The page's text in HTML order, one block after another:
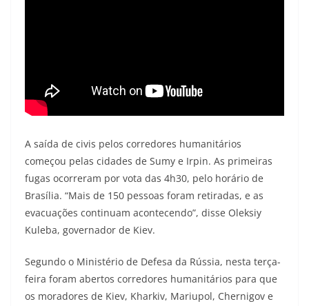
A saída de civis pelos corredores humanitários
começou pelas cidades de Sumy e Irpin. As primeiras
fugas ocorreram por vota das 4h30, pelo horário de
Brasília. “Mais de 150 pessoas foram retiradas, e as
evacuações continuam acontecendo”, disse Oleksiy
Kuleba, governador de Kiev.
Segundo o Ministério de Defesa da Rússia, nesta terça-
feira foram abertos corredores humanitários para que
os moradores de Kiev, Kharkiv, Mariupol, Chernigov e